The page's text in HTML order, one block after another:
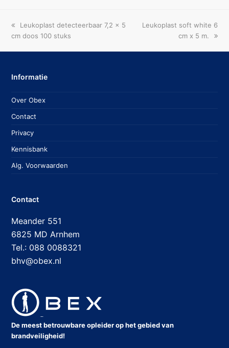
previous
post:
Leukoplast detecteerbaar 7,2 x 5
cm doos 100 stuks
next
Leukoplast soft white 6
cm x 5 m.
Informatie
Over Obex
Contact
Privacy
Kennisbank
Alg. Voorwaarden
Contact
Meander 551
6825 MD Arnhem
Tel.: 088 0088321
bhv@obex.nl
De meest betrouwbare opleider op het gebied van
brandveiligheid!